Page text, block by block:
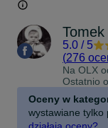
Tomek
5.0 / 5
(276
Na OLX
Ostatnio
Oceny w
wystawiane tylko